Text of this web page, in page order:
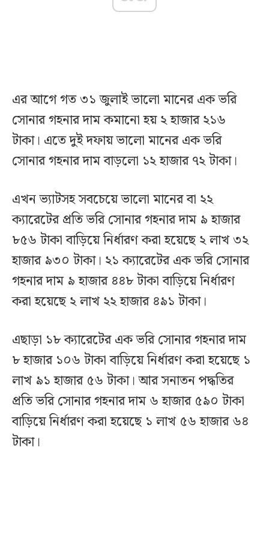
এর আগে গত ৩১ জুলাই ভালো মানের এক ভরি
সোনার গহনার দাম কমানো হয় ২ হাজার ২১৬
টাকা। এতে দুই দফায় ভালো মানের এক ভরি
সোনার গহনার দাম বাড়লো ১২ হাজার ৭২ টাকা।
এখন ভ্যাটসহ সবচেয়ে ভালো মানের বা ২২
ক্যারেটের প্রতি ভরি সোনার গহনার দাম ৯ হাজার
৮৫৬ টাকা বাড়িয়ে নির্ধারণ করা হয়েছে ২ লাখ ৩২
হাজার ৯৩০ টাকা। ২১ ক্যারেটের এক ভরি সোনার
গহনার দাম ৯ হাজার ৪৪৮ টাকা বাড়িয়ে নির্ধারণ
করা হয়েছে ২ লাখ ২২ হাজার ৪৯১ টাকা।
এছাড়া ১৮ ক্যারেটের এক ভরি সোনার গহনার দাম
৮ হাজার ১০৬ টাকা বাড়িয়ে নির্ধারণ করা হয়েছে ১
লাখ ৯১ হাজার ৫৬ টাকা। আর সনাতন পদ্ধতির
প্রতি ভরি সোনার গহনার দাম ৬ হাজার ৫৯০ টাকা
বাড়িয়ে নির্ধারণ করা হয়েছে ১ লাখ ৫৬ হাজার ৬৪
টাকা।